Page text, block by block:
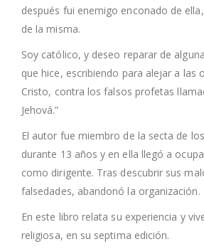
después fui enemigo enconado de
de la misma.
Soy católico, y deseo reparar de
que hice, escribiendo para alejar a las
Cristo, contra los falsos profetas
Jehová.”
El autor fue miembro de la secta de
durante 13 años y en ella llegó a
como dirigente. Tras descubrir sus
falsedades, abandonó la organización.
En este libro relata su experiencia y
religiosa, en su septima edición.